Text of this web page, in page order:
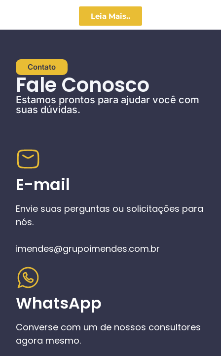
Leia Mais..
Contato
Fale Conosco
Estamos prontos para ajudar você com
suas dúvidas.
E-mail
Envie suas perguntas ou solicitações para
nós.
imendes@grupoimendes.com.br
WhatsApp
Converse com um de nossos consultores
agora mesmo.